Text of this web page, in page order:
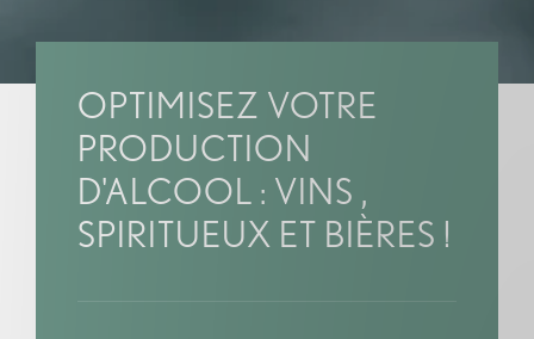
OPTIMISEZ VOTRE
PRODUCTION
D'ALCOOL : VINS ,
SPIRITUEUX ET BIÈRES !